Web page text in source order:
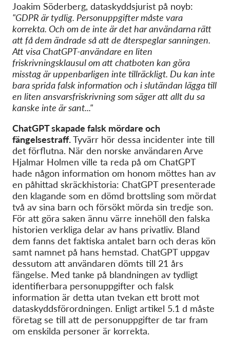
Joakim Söderberg, dataskyddsjurist på noyb:
"GDPR är tydlig. Personuppgifter måste vara
korrekta. Och om de inte är det har användarna rätt
att få dem ändrade så att de återspeglar sanningen.
Att visa ChatGPT-användare en liten
friskrivningsklausul om att chatboten kan göra
misstag är uppenbarligen inte tillräckligt. Du kan inte
bara sprida falsk information och i slutändan lägga till
en liten ansvarsfriskrivning som säger att allt du sa
kanske inte är sant..."
ChatGPT skapade falsk mördare och
fängelsestraff.Tyvärr hör dessa incidenter inte till
det förflutna. När den norske användaren Arve
Hjalmar Holmen ville ta reda på om ChatGPT
hade någon information om honom möttes han av
en påhittad skräckhistoria: ChatGPT presenterade
den klagande som en dömd brottsling som mördat
två av sina barn och försökt mörda sin tredje son.
För att göra saken ännu värre innehöll den falska
historien verkliga delar av hans privatliv. Bland
dem fanns det faktiska antalet barn och deras kön
samt namnet på hans hemstad. ChatGPT uppgav
dessutom att användaren dömts till 21 års
fängelse. Med tanke på blandningen av tydligt
identifierbara personuppgifter och falsk
information är detta utan tvekan ett brott mot
dataskyddsförordningen. Enligt artikel 5.1 d måste
företag se till att de personuppgifter de tar fram
om enskilda personer är korrekta.